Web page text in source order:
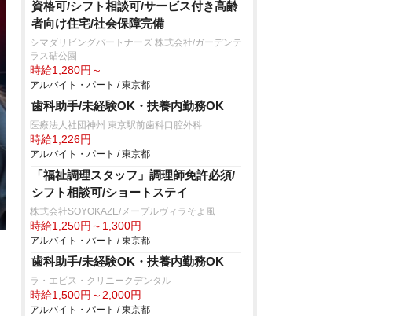
資格可/シフト相談可/サービス付き高齢
者向け住宅/社会保障完備
シマダリビングパートナーズ 株式会社/ガーデンテ
ラス砧公園
時給1,280円～
アルバイト・パート / 東京都
歯科助手/未経験OK・扶養内勤務OK
医療法人社団神州 東京駅前歯科口腔外科
時給1,226円
アルバイト・パート / 東京都
「福祉調理スタッフ」調理師免許必須/
シフト相談可/ショートステイ
株式会社SOYOKAZE/メープルヴィラそよ風
時給1,250円～1,300円
アルバイト・パート / 東京都
歯科助手/未経験OK・扶養内勤務OK
ラ・エビス・クリニークデンタル
時給1,500円～2,000円
アルバイト・パート / 東京都